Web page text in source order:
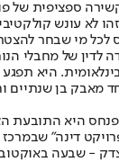
ספציפית של
לא עונש
לכל מי שבחר
של מחבלי
היא
מאבק בן שנתיים
היא
דינה" שבמרכז
- שבעה